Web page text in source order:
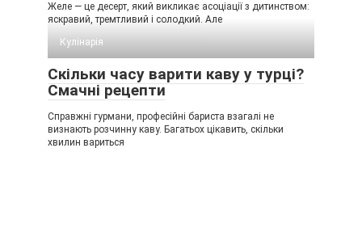
Желе — це десерт, який викликає асоціації з дитинством:
яскравий, тремтливий і солодкий. Але
Кулінарія
Скільки часу варити каву у турці?
Смачні рецепти
Справжні гурмани, професійні бариста взагалі не
визнають розчинну каву. Багатьох цікавить, скільки
хвилин вариться